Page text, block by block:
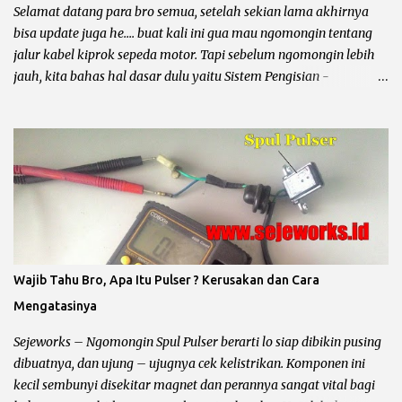
sikring, kunci kontak, saklar standar samping, pulser, CDI, koil
dan busi. Untuk lebih jelasnya gua kasih gambarnya bro.. chek it
dot......
Selamat datang para bro semua, setelah sekian lama akhirnya
bisa update juga he.... buat kali ini gua mau ngomongin tentang
jalur kabel kiprok sepeda motor. Tapi sebelum ngomongin lebih
jauh, kita bahas hal dasar dulu yaitu Sistem Pengisian -
tersebut, kalau dua hal dasar tersebut belum paham dan bundet,
jadi ya akan semprawut he... he... Sebenarnya hal ini telah sering
kali kita omongin, tapi berhubung ada sesuatu jadi gua tambah
lagi dengan jalur soketan menuju kiprok sepeda motor. Ok
langsung saja kita ke pokok bahas. Sistem Penerangan dan
Pengisian Sepeda Motor : Pada rangkaian pengisian (arus accu)
dan penerangan (lampu utama) sepeda motor dibagi menjadi
yaitu : Penerangan AC / Arus Bolak – Balik Untuk jenis
penerengan AC hampir diterapkan pada semua sepeda motor
karburator yang mempunyai CC kecil atau dibawah 150cc. Ciri –
Ciri Penerangan...
Wajib Tahu Bro, Apa Itu Pulser ? Kerusakan dan Cara
Mengatasinya
Sejeworks – Ngomongin Spul Pulser berarti lo siap dibikin pusing
dibuatnya, dan ujung – ujugnya cek kelistrikan. Komponen ini
kecil sembunyi disekitar magnet dan perannya sangat vital bagi